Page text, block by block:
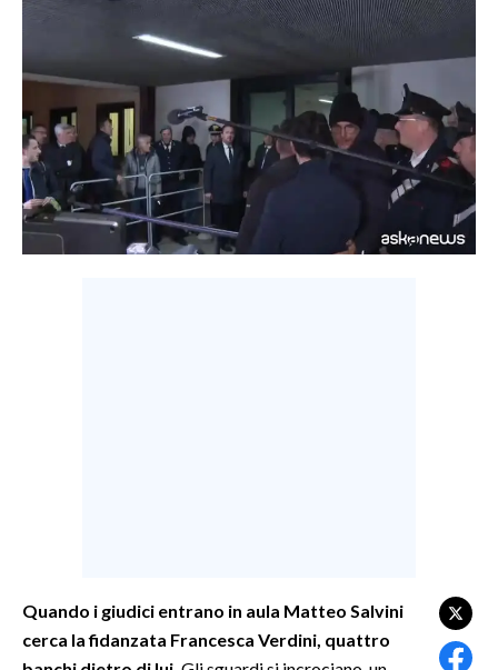
SERVIZI ALLE IMPRESE
SPORT IN SARDEGNA
SPORT
RISULTATI E CLASSIFICHE
GOSSIP
Quando i giudici entrano in aula Matteo Salvini
cerca la fidanzata Francesca Verdini, quattro